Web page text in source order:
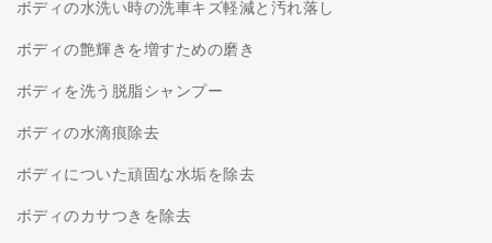
ボディの水洗い時の洗車キズ軽減と汚れ落し
ボディの艶輝きを増すための磨き
ボディを洗う脱脂シャンプー
ボディの水滴痕除去
ボディについた頑固な水垢を除去
ボディのカサつきを除去